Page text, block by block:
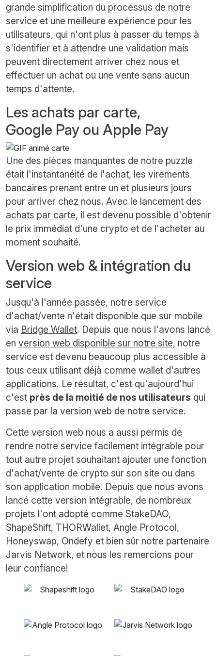
grande simplification du processus de notre
service et une meilleure expérience pour les
utilisateurs, qui n'ont plus à passer du temps à
s'identifier et à attendre une validation mais
peuvent directement arriver chez nous et
effectuer un achat ou une vente sans aucun
temps d'attente.
Les achats par carte,
Google Pay ou Apple Pay
Une des pièces manquantes de notre puzzle
était l'instantanéité de l'achat, les virements
bancaires prenant entre un et plusieurs jours
pour arriver chez nous. Avec le lancement des
achats par carte, il est devenu possible d'obtenir
le prix immédiat d'une crypto et de l'acheter au
moment souhaité.
Version web & intégration du
service
Jusqu'à l'année passée, notre service
d'achat/vente n'était disponible que sur mobile
via Bridge Wallet. Depuis que nous l'avons lancé
en version web disponible sur notre site, notre
service est devenu beaucoup plus accessible à
tous ceux utilisant déjà comme wallet d'autres
applications. Le résultat, c'est qu'aujourd'hui
c'est près de la moitié de nos utilisateurs qui
passe par la version web de notre service.
Cette version web nous a aussi permis de
rendre notre service facilement intégrable pour
tout autre projet souhaitant ajouter une fonction
d'achat/vente de crypto sur son site ou dans
son application mobile. Depuis que nous avons
lancé cette version intégrable, de nombreux
projets l'ont adopté comme StakeDAO,
ShapeShift, THORWallet, Angle Protocol,
Honeyswap, Ondefy et bien sûr notre partenaire
Jarvis Network, et nous les remercions pour
leur confiance!